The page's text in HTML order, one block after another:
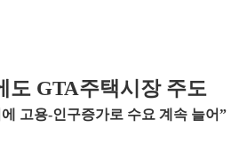
도 GTA주택시장 주도
고용-인구증가로 수요 계속 늘어”